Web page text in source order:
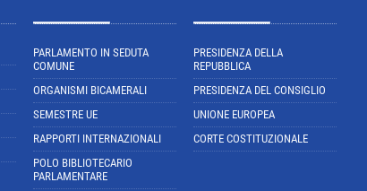
PARLAMENTO IN SEDUTA
COMUNE
ORGANISMI BICAMERALI
SEMESTRE UE
RAPPORTI INTERNAZIONALI
POLO BIBLIOTECARIO
PARLAMENTARE
PRESIDENZA DELLA
REPUBBLICA
PRESIDENZA DEL CONSIGLIO
UNIONE EUROPEA
CORTE COSTITUZIONALE